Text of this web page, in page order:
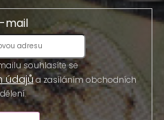
mail
souhlasíte se
údajůa zasíláním obchodních